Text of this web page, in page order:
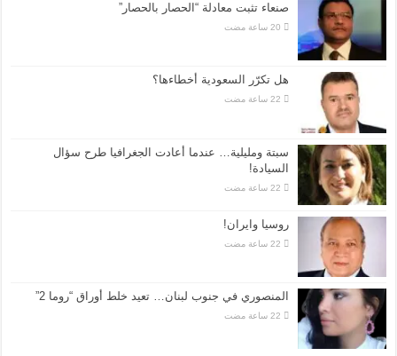
صنعاء تثبت معادلة “الحصار بالحصار”
هل تكرّر السعودية أخطاءها؟
سبتة ومليلية… عندما أعادت الجغرافيا طرح سؤال
السيادة!
روسيا وايران!
المنصوري في جنوب لبنان… تعيد خلط أوراق “روما 2”